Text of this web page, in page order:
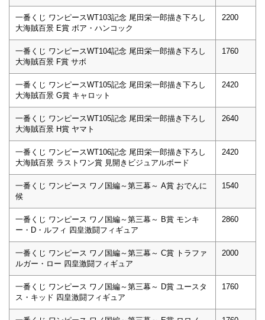
一番くじ ワンピースWT103記念 尾田栄一郎描き下ろし
大海賊百景 E賞 ボア・ハンコック
2200
一番くじ ワンピースWT104記念 尾田栄一郎描き下ろし
大海賊百景 F賞 サボ
1760
一番くじ ワンピースWT105記念 尾田栄一郎描き下ろし
大海賊百景 G賞 キャロット
2420
一番くじ ワンピースWT105記念 尾田栄一郎描き下ろし
大海賊百景 H賞 ヤマト
2640
一番くじ ワンピースWT106記念 尾田栄一郎描き下ろし
大海賊百景 ラストワン賞 見開きビジュアルボード
2420
一番くじ ワンピース ワノ国編～第三幕～ A賞 おでんに
候
1540
一番くじ ワンピース ワノ国編～第三幕～ B賞 モンキ
ー・D・ルフィ 四皇激闘フィギュア
2860
一番くじ ワンピース ワノ国編～第三幕～ C賞 トラファ
ルガー・ロー 四皇激闘フィギュア
2000
一番くじ ワンピース ワノ国編～第三幕～ D賞 ユースタ
ス・キッド 四皇激闘フィギュア
1760